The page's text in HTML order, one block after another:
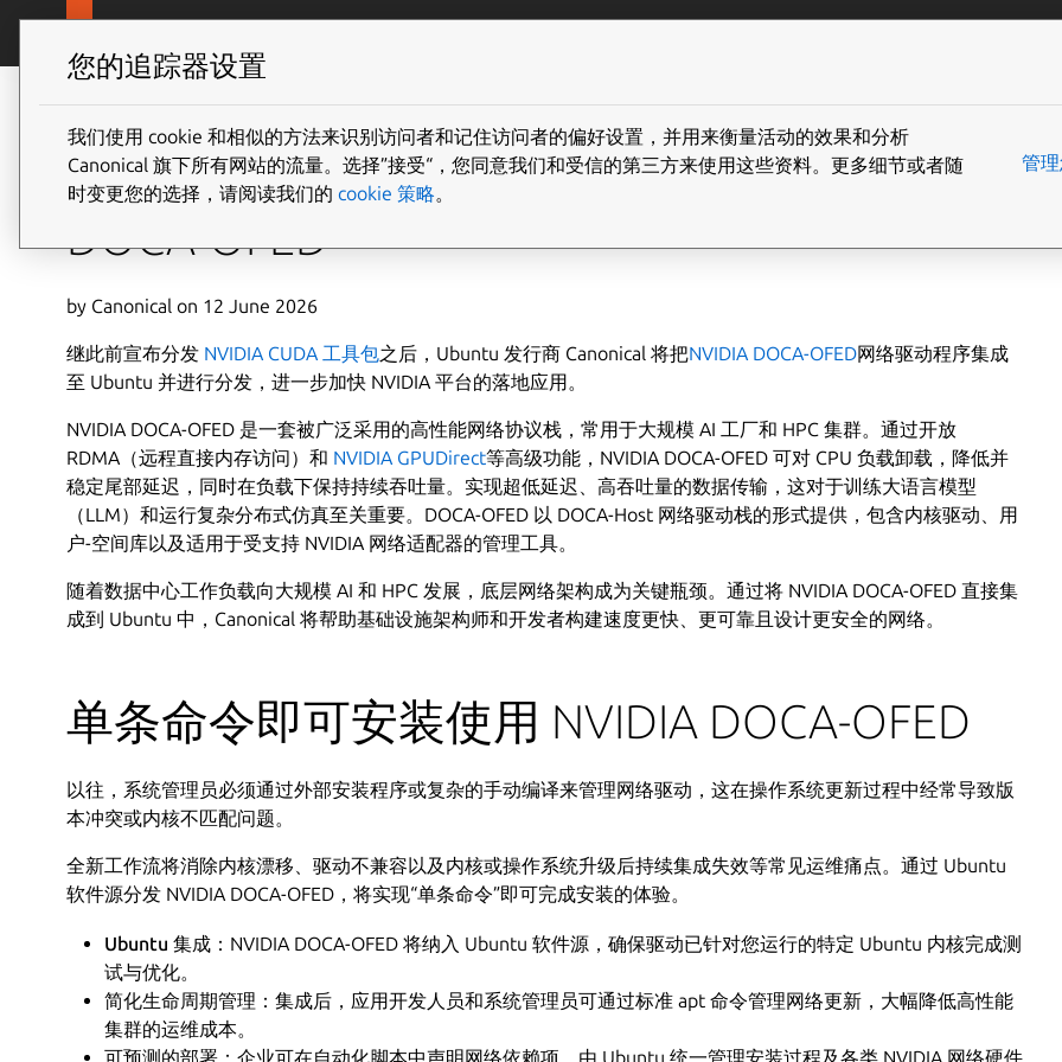
Jump to main content
Canonical 宣布将在 Ubuntu 中分发 NVIDIA
DOCA-OFED
by Canonical on 12 June 2026
继此前宣布分发 NVIDIA CUDA 工具包之后，Ubuntu 发行商 Canonical 将把NVIDIA DOCA-OFED网络驱动程序集成
至 Ubuntu 并进行分发，进一步加快 NVIDIA 平台的落地应用。
NVIDIA DOCA-OFED 是一套被广泛采用的高性能网络协议栈，常用于大规模 AI 工厂和 HPC 集群。通过开放
RDMA（远程直接内存访问）和 NVIDIA GPUDirect等高级功能，NVIDIA DOCA-OFED 可对 CPU 负载卸载，降低并
稳定尾部延迟，同时在负载下保持持续吞吐量。实现超低延迟、高吞吐量的数据传输，这对于训练大语言模型
（LLM）和运行复杂分布式仿真至关重要。DOCA-OFED 以 DOCA-Host 网络驱动栈的形式提供，包含内核驱动、用
户-空间库以及适用于受支持 NVIDIA 网络适配器的管理工具。
随着数据中心工作负载向大规模 AI 和 HPC 发展，底层网络架构成为关键瓶颈。通过将 NVIDIA DOCA-OFED 直接集
成到 Ubuntu 中，Canonical 将帮助基础设施架构师和开发者构建速度更快、更可靠且设计更安全的网络。
单条命令即可安装使用 NVIDIA DOCA-OFED
以往，系统管理员必须通过外部安装程序或复杂的手动编译来管理网络驱动，这在操作系统更新过程中经常导致版
本冲突或内核不匹配问题。
全新工作流将消除内核漂移、驱动不兼容以及内核或操作系统升级后持续集成失效等常见运维痛点。通过 Ubuntu
软件源分发 NVIDIA DOCA-OFED，将实现“单条命令”即可完成安装的体验。
Ubuntu 集成： NVIDIA DOCA-OFED 将纳入 Ubuntu 软件源，确保驱动已针对您运行的特定 Ubuntu 内核完成测
试与优化。
简化生命周期管理： 集成后，应用开发人员和系统管理员可通过标准 apt 命令管理网络更新，大幅降低高性能
集群的运维成本。
可预测的部署： 企业可在自动化脚本中声明网络依赖项，由 Ubuntu 统一管理安装过程及各类 NVIDIA 网络硬件
您的追踪器设置
我们使用 cookie 和相似的方法来识别访问者和记住访问者的偏好设置，并用来衡量活动的效果和分析
Canonical 旗下所有网站的流量。选择”接受“，您同意我们和受信的第三方来使用这些资料。更多细节或者随
时变更您的选择，请阅读我们的 cookie 策略。
管